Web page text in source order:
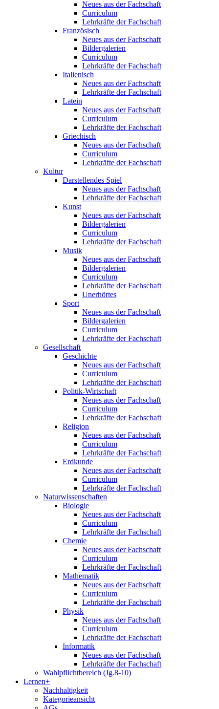
Neues aus der Fachschaft
Curriculum
Lehrkräfte der Fachschaft
Französisch
Neues aus der Fachschaft
Bildergalerien
Curriculum
Lehrkräfte der Fachschaft
Italienisch
Neues aus der Fachschaft
Lehrkräfte der Fachschaft
Latein
Neues aus der Fachschaft
Curriculum
Lehrkräfte der Fachschaft
Griechisch
Neues aus der Fachschaft
Curriculum
Lehrkräfte der Fachschaft
Kultur
Darstellendes Spiel
Neues aus der Fachschaft
Lehrkräfte der Fachschaft
Kunst
Neues aus der Fachschaft
Bildergalerien
Curriculum
Lehrkräfte der Fachschaft
Musik
Neues aus der Fachschaft
Bildergalerien
Curriculum
Lehrkräfte der Fachschaft
Unerhörtes
Sport
Neues aus der Fachschaft
Bildergalerien
Curriculum
Lehrkräfte der Fachschaft
Gesellschaft
Geschichte
Neues aus der Fachschaft
Curriculum
Lehrkräfte der Fachschaft
Politik-Wirtschaft
Neues aus der Fachschaft
Curriculum
Lehrkräfte der Fachschaft
Religion
Neues aus der Fachschaft
Curriculum
Lehrkräfte der Fachschaft
Erdkunde
Neues aus der Fachschaft
Curriculum
Lehrkräfte der Fachschaft
Naturwissenschaften
Biologie
Neues aus der Fachschaft
Curriculum
Lehrkräfte der Fachschaft
Chemie
Neues aus der Fachschaft
Curriculum
Lehrkräfte der Fachschaft
Mathematik
Neues aus der Fachschaft
Curriculum
Lehrkräfte der Fachschaft
Physik
Neues aus der Fachschaft
Curriculum
Lehrkräfte der Fachschaft
Informatik
Neues aus der Fachschaft
Lehrkräfte der Fachschaft
Wahlpflichtbereich (Jg.8-10)
Lernen+
Nachhaltigkeit
Kategorieansicht